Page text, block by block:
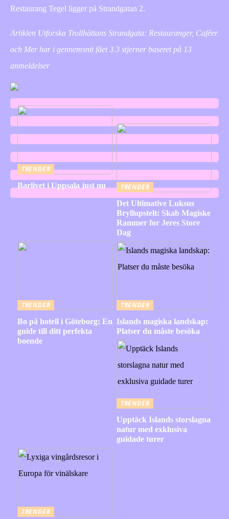
Restaurang Tegel ligger på Strandgatan 2.
Artiklen Utforska Trollhättans Strandgata: Restauranger, Caféer
och Mer har i gennemsnit fået3.3 stjerner baseret på 13
anmeldelser
TRENDER
Barlivet i Uppsala just nu
TRENDER
Det Ultimative Luksus
Bryllupstelt: Skab Magiske
Rammer for Jeres Store
Dag
TRENDER
Bo på hotell i Göteborg: En
guide till ditt perfekta
boende
TRENDER
Islands magiska landskap:
Platser du måste besöka
TRENDER
Upptäck Islands storslagna
natur med exklusiva
guidade turer
TRENDER